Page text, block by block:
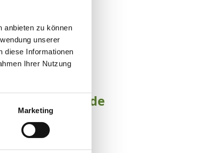
anbieten zu können
unserer
diese Informationen
Ihrer Nutzung
Marketing
heraus, was dich
zu reiten.
zur Freude
Termin!